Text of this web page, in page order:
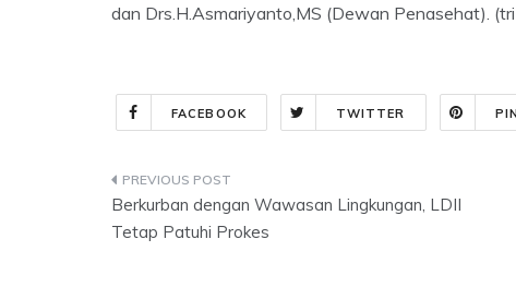
dan Drs.H.Asmariyanto,MS (Dewan Penasehat).
FACEBOOK TWITTER
Post
navigation
Berkurban dengan Wawasan Lingkungan, LDII
Tetap Patuhi Prokes